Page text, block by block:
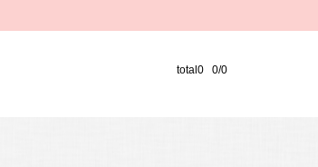
total0 0/0